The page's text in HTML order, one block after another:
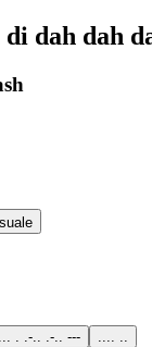
di dah dah
. .-.. .-.. --- .... ..